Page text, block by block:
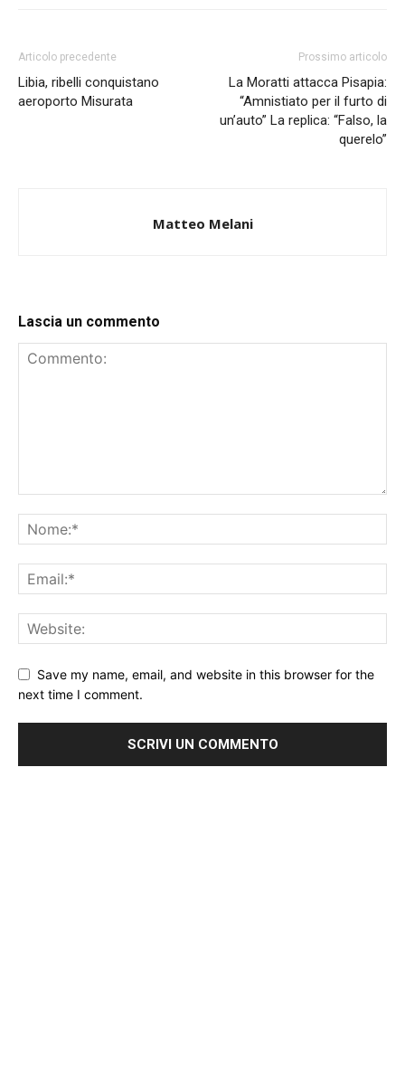
Articolo precedente
Libia, ribelli conquistano
aeroporto Misurata
Prossimo articolo
La Moratti attacca Pisapia:
“Amnistiato per il furto di
un’auto” La replica: “Falso, la
querelo”
Matteo Melani
Lascia un commento
Save my name, email, and website in this browser for the
next time I comment.